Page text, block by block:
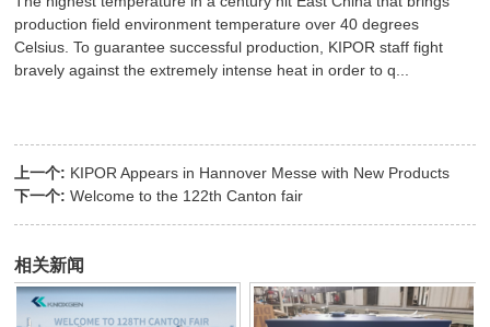
production field environment temperature over 40 degrees
Celsius. To guarantee successful production, KIPOR staff fight
bravely against the extremely intense heat in order to q...
上一个: KIPOR Appears in Hannover Messe with New Products
下一个: Welcome to the 122th Canton fair
相关新闻